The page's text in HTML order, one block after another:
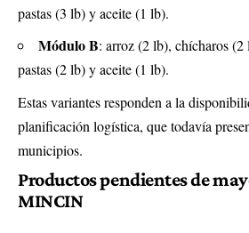
pastas (3 lb) y aceite (1 lb).
Módulo B: arroz (2 lb), chícharos
pastas (2 lb) y aceite (1 lb).
Estas variantes responden a la
planificación logística, que todavía
municipios.
Productos pendientes de
MINCIN